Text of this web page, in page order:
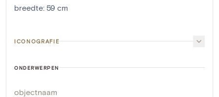
breedte: 59 cm
ICONOGRAFIE
ONDERWERPEN
objectnaam